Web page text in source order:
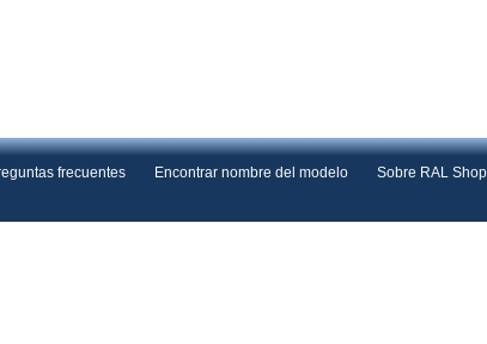
frecuentes Encontrar nombre del modelo Sobre RAL Shop